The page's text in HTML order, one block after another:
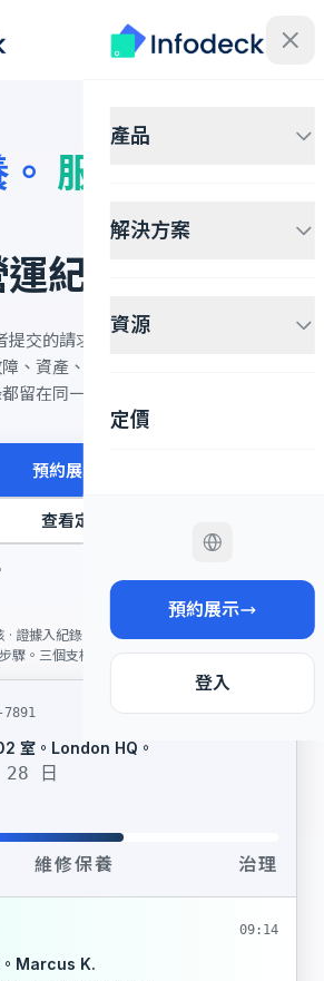
產品
解決方案
資源
定價
預約展示
登入
服務。
紀錄。
交的請求、團隊執行的工作，以及管
、資產、房間、訪客、承包商、感測
留在同一條軌跡上。
預約展示
查看定價
· 證據入紀錄
驟。三個支柱。
7891
室。London HQ。
日
維修保養 治理
09:14
。Marcus K.